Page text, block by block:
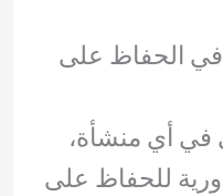
في الحفاظ على
في أي منشأة،
للحفاظ على